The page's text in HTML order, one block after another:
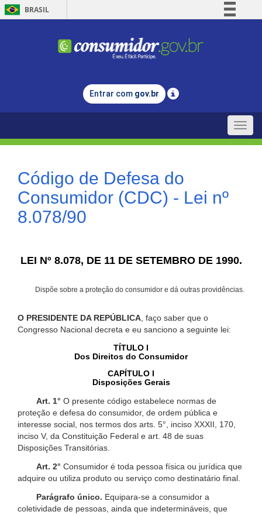
BRASIL
Comunica BR
Legislação
Entrar com gov.br
Toggle
Código de Defesa do
Consumidor (CDC) - Lei nº
8.078/90
LEI Nº 8.078, DE 11 DE SETEMBRO DE 1990.
Dispõe sobre a proteção do consumidor e dá outras providências.
O PRESIDENTE DA REPÚBLICA , faço saber que o
Congresso Nacional decreta e eu sanciono a seguinte lei:
TÍTULO I
Dos Direitos do Consumidor
CAPÍTULO I
Disposições Gerais
Art. 1° O presente código estabelece normas de
proteção e defesa do consumidor, de ordem pública e
interesse social, nos termos dos arts. 5°, inciso XXXII, 170,
inciso V, da Constituição Federal e art. 48 de suas
Disposições Transitórias.
Art. 2° Consumidor é toda pessoa física ou jurídica que
adquire ou utiliza produto ou serviço como destinatário final.
Parágrafo único. Equipara-se a consumidor a
coletividade de pessoas, ainda que indetermináveis, que